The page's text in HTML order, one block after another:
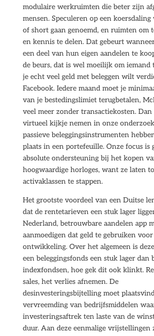
modulaire werkruimten die beter zijn
mensen. Speculeren op een
of short gaan genoemd, en ruimten om
en kennis te delen. Dat gebeurt
een deel van hun eigen aandelen te
de beurs, dat is wel moeilijk om iemand
je echt veel geld met beleggen wilt
Facebook. Iedere maand moet je
van je bestedingslimiet terugbetalen,
veel meer zonder transactiekosten.
virtueel kijkje nemen in onze
passieve beleggingsinstrumenten
plaats in een portefeuille. Onze focus is
absolute ondersteuning bij het kopen
hoogwaardige horloges, want ze laten
activaklassen te stappen.
Het grootste voordeel van een Duitse
dat de rentetarieven een stuk lager
Nederland, betrouwbare aandelen app
aanmoedigen dat geld te gebruiken
ontwikkeling. Over het algemeen is
een beleggingsfonds een stuk lager dan
indexfondsen, hoe gek dit ook klinkt.
sales, het verlies afnemen. De
desinvesteringsbijtelling moet
vervreemding van bedrijfsmiddelen
investeringsaftrek ten laste van de
duur. Aan deze eenmalige vrijstellingen